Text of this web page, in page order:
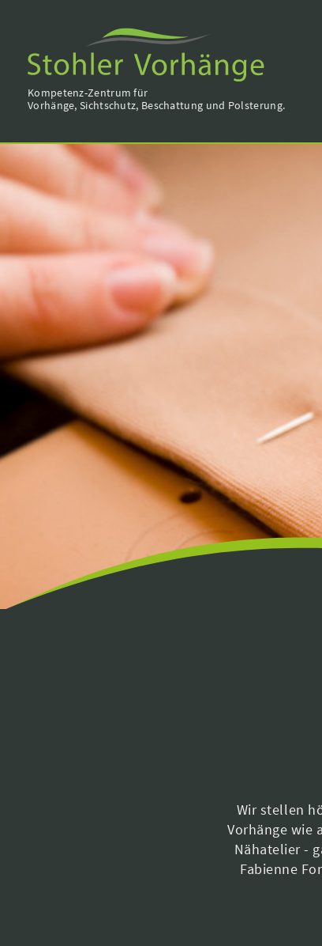
Kompetenz-Zentrum für
Vorhänge, Sichtschutz, Beschattung und Polsterung.
Wir stellen
Vorhänge wie
Nähatelier -
Fabienne